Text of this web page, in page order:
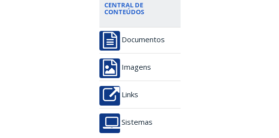
CENTRAL DE
CONTEÚDOS
Documentos
Imagens
Links
Sistemas